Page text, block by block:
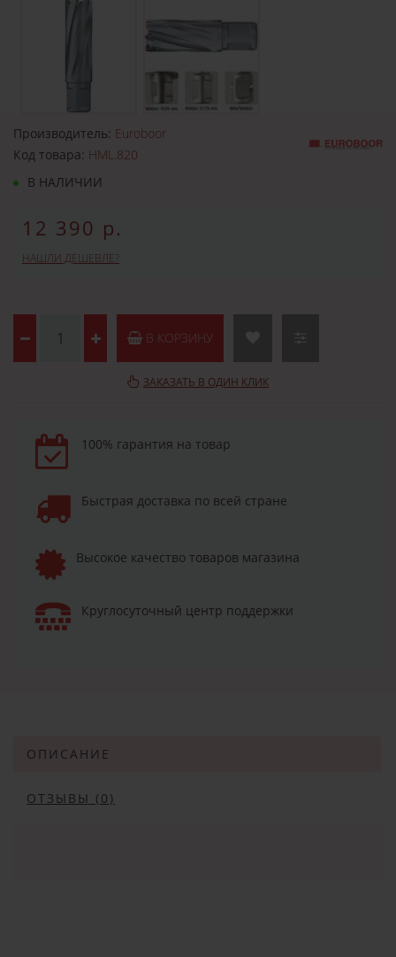
Производитель: Euroboor
Код товара: HML.820
В НАЛИЧИИ
12 390 р.
НАШЛИ ДЕШЕВЛЕ?
В КОРЗИНУ
ЗАКАЗАТЬ В ОДИН КЛИК
100% гарантия на товар
Быстрая доставка по всей стране
Высокое качество товаров магазина
Круглосуточный центр поддержки
ОПИСАНИЕ
ОТЗЫВЫ (0)